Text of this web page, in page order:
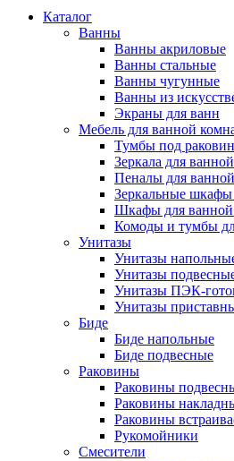
Каталог
Ванны
Ванны акриловые
Ванны стальные
Ванны чугунные
Ванны из
Экраны для ванн
Мебель для ванной
Тумбы под
Зеркала для
Пеналы для
Зеркальные
Шкафы для
Комоды и тумбы
Унитазы
Унитазы
Унитазы
Унитазы ПЭК-
Унитазы
Биде
Биде напольные
Биде подвесные
Раковины
Раковины
Раковины
Раковины
Рукомойники
Смесители